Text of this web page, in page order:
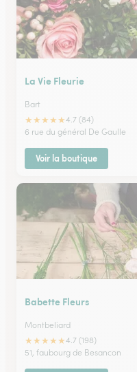
La Vie Fleurie
Bart
★★★★★4.7 (84)
6 rue du général De Gaulle
Voir la boutique
Babette Fleurs
Montbeliard
★★★★★4.7 (198)
51, faubourg de Besancon